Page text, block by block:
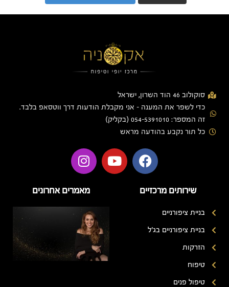
סוקולוב 46 הוד השרון, ישראל
כדי לשפר את המענה - אני מקבלת הודעות דרך ווטסאפ בלבד.
זה המספר: 054-5391010 (בקליק)
כל תור נקבע בהודעה מראש
שירותים מרכזיים
בניית ציפורניים
בניית ציפורניים בג'ל
הזרקות
טיפוח
טיפול פנים
מאמרים אחרונים